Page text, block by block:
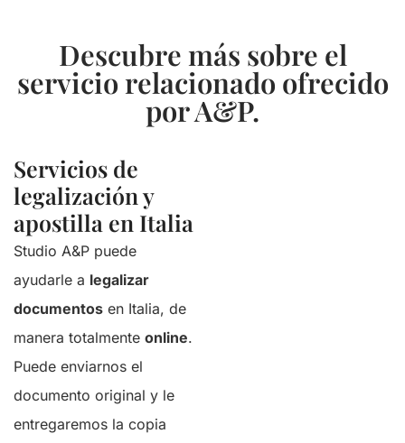
Descubre más sobre el
servicio relacionado ofrecido
por A&P.
Servicios de
legalización y
apostilla en Italia
Studio A&P puede
ayudarle a legalizar
documentos en Italia, de
manera totalmente online.
Puede enviarnos el
documento original y le
entregaremos la copia